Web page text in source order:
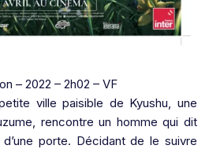
– 2022 – 2h02 – VF
ville paisible de Kyushu, une
rencontre un homme qui dit
porte. Décidant de le suivre